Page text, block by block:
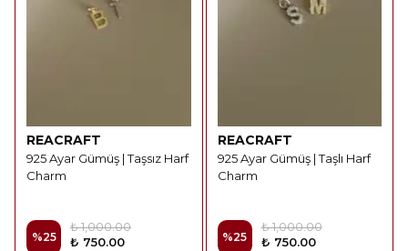
REACRAFT
925 Ayar Gümüş | Taşsız Harf
Charm
%25
₺ 1,000.00
₺ 750.00
REACRAFT
925 Ayar Gümüş | Taşlı Harf
Charm
%25
₺ 1,000.00
₺ 750.00